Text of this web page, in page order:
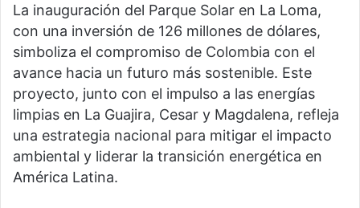
La inauguración del Parque Solar en La Loma,
con una inversión de 126 millones de dólares,
simboliza el compromiso de Colombia con el
avance hacia un futuro más sostenible. Este
proyecto, junto con el impulso a las energías
limpias en La Guajira, Cesar y Magdalena, refleja
una estrategia nacional para mitigar el impacto
ambiental y liderar la transición energética en
América Latina.